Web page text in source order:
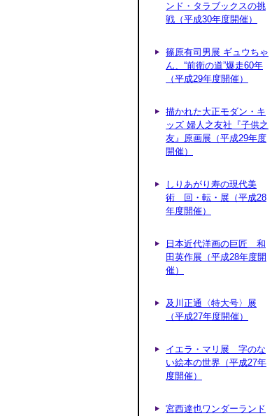
ンド・タラブックスの挑
戦（平成30年度開催）
篠原有司男展 ギュウちゃ
ん、“前衛の道”爆走60年
（平成29年度開催）
描かれた大正モダン・キ
ッズ 婦人之友社『子供之
友』原画展（平成29年度
開催）
しりあがり寿の現代美
術 回・転・展（平成28
年度開催）
日本近代洋画の巨匠 和
田英作展（平成28年度開
催）
及川正通〈特大号〉展
（平成27年度開催）
イエラ・マリ展 字のな
い絵本の世界（平成27年
度開催）
宮西達也ワンダーランド